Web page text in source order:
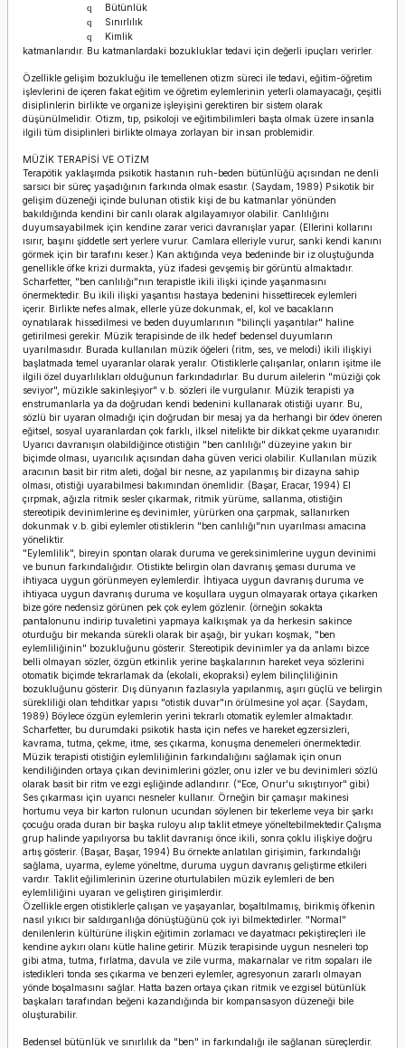
q Bütünlük
q Sınırlılık
q
Kimlik
katmanlarıdır. Bu katmanlardaki bozukluklar tedavi için değerli ipuçları verirler.
Özellikle gelişim bozukluğu ile temellenen otizm süreci ile tedavi, eğitim-öğretim
işlevlerini de içeren fakat eğitim ve öğretim eylemlerinin yeterli olamayacağı, çeşitli
disiplinlerin birlikte ve organize işleyişini gerektiren bir sistem olarak
düşünülmelidir. Otizm, tıp, psikoloji ve eğitimbilimleri başta olmak üzere insanla
ilgili tüm disiplinleri birlikte olmaya zorlayan bir insan problemidir.
MÜZİK TERAPİSİ VE OTİZM
Terapötik yaklaşımda psikotik hastanın ruh-beden bütünlüğü açısından ne denli
sarsıcı bir süreç yaşadığının farkında olmak esastır. (Saydam, 1989) Psikotik bir
gelişim düzeneği içinde bulunan otistik kişi de bu katmanlar yönünden
bakıldığında kendini bir canlı olarak algılayamıyor olabilir. Canlılığını
duyumsayabilmek için kendine zarar verici davranışlar yapar. (Ellerini kollarını
ısırır, başını şiddetle sert yerlere vurur. Camlara elleriyle vurur, sanki kendi kanını
görmek için bir tarafını keser.) Kan aktığında veya bedeninde bir iz oluştuğunda
genellikle öfke krizi durmakta, yüz ifadesi gevşemiş bir görüntü almaktadır.
Scharfetter, "ben canlılığı"nın terapistle ikili ilişki içinde yaşanmasını
önermektedir. Bu ikili ilişki yaşantısı hastaya bedenini hissettirecek eylemleri
içerir. Birlikte nefes almak, ellerle yüze dokunmak, el, kol ve bacakların
oynatılarak hissedilmesi ve beden duyumlarının "bilinçli yaşantılar" haline
getirilmesi gerekir. Müzik terapisinde de ilk hedef bedensel duyumların
uyarılmasıdır. Burada kullanılan müzik öğeleri (ritm, ses, ve melodi) ikili ilişkiyi
başlatmada temel uyaranlar olarak yeralır. Otistiklerle çalışanlar, onların işitme ile
ilgili özel duyarlılıkları olduğunun farkındadırlar. Bu durum ailelerin "müziği çok
seviyor", müzikle sakinleşiyor" v.b. sözleri ile vurgulanır. Müzik terapisti ya
enstrumanlarla ya da doğrudan kendi bedenini kullanarak otistiği uyarır. Bu,
sözlü bir uyaran olmadığı için doğrudan bir mesaj ya da herhangi bir ödev öneren
eğitsel, sosyal uyaranlardan çok farklı, ilksel nitelikte bir dikkat çekme uyaranıdır.
Uyarıcı davranışın olabildiğince otistiğin "ben canlılığı" düzeyine yakın bir
biçimde olması, uyarıcılık açısından daha güven verici olabilir. Kullanılan müzik
aracının basit bir ritm aleti, doğal bir nesne, az yapılanmış bir dizayna sahip
olması, otistiği uyarabilmesi bakımından önemlidir. (Başar, Eracar, 1994) El
çırpmak, ağızla ritmik sesler çıkarmak, ritmik yürüme, sallanma, otistiğin
stereotipik devinimlerine eş devinimler, yürürken ona çarpmak, sallanırken
dokunmak v.b. gibi eylemler otistiklerin "ben canlılığı"nın uyarılması amacına
yöneliktir.
"Eylemlilik", bireyin spontan olarak duruma ve gereksinimlerine uygun devinimi
ve bunun farkındalığıdır. Otistikte belirgin olan davranış şeması duruma ve
ihtiyaca uygun görünmeyen eylemlerdir. İhtiyaca uygun davranış duruma ve
ihtiyaca uygun davranış duruma ve koşullara uygun olmayarak ortaya çıkarken
bize göre nedensiz görünen pek çok eylem gözlenir. (örneğin sokakta
pantalonunu indirip tuvaletini yapmaya kalkışmak ya da herkesin sakince
oturduğu bir mekanda sürekli olarak bir aşağı, bir yukarı koşmak, "ben
eylemliliğinin" bozukluğunu gösterir. Stereotipik devinimler ya da anlamı bizce
belli olmayan sözler, özgün etkinlik yerine başkalarının hareket veya sözlerini
otomatik biçimde tekrarlamak da (ekolali, ekopraksi) eylem bilinçliliğinin
bozukluğunu gösterir. Dış dünyanın fazlasıyla yapılanmış, aşırı güçlü ve belirgin
sürekliliği olan tehditkar yapısı "otistik duvar"ın örülmesine yol açar. (Saydam,
1989) Böylece özgün eylemlerin yerini tekrarlı otomatik eylemler almaktadır.
Scharfetter, bu durumdaki psikotik hasta için nefes ve hareket egzersizleri,
kavrama, tutma, çekme, itme, ses çıkarma, konuşma denemeleri önermektedir.
Müzik terapisti otistiğin eylemliliğinin farkındalığını sağlamak için onun
kendiliğinden ortaya çıkan devinimlerini gözler, onu izler ve bu devinimleri sözlü
olarak basit bir ritm ve ezgi eşliğinde adlandırır. ("Ece, Onur'u sıkıştırıyor" gibi)
Ses çıkarması için uyarıcı nesneler kullanır. Örneğin bir çamaşır makinesi
hortumu veya bir karton rulonun ucundan söylenen bir tekerleme veya bir şarkı
çocuğu orada duran bir başka ruloyu alıp taklit etmeye yöneltebilmektedir.Çalışma
grup halinde yapılıyorsa bu taklit davranışı önce ikili, sonra çoklu ilişkiye doğru
artış gösterir. (Başar, Başar, 1994) Bu örnekte anlatılan girişimin, farkındalığı
sağlama, uyarma, eyleme yöneltme, duruma uygun davranış geliştirme etkileri
vardır. Taklit eğilimlerinin üzerine oturtulabilen müzik eylemleri de ben
eylemliliğini uyaran ve geliştiren girişimlerdir.
Özellikle ergen otistiklerle çalışan ve yaşayanlar, boşaltılmamış, birikmiş öfkenin
nasıl yıkıcı bir saldırganlığa dönüştüğünü çok iyi bilmektedirler. "Normal"
denilenlerin kültürüne ilişkin eğitimin zorlamacı ve dayatmacı pekiştireçleri ile
kendine aykırı olanı kütle haline getirir. Müzik terapisinde uygun nesneleri top
gibi atma, tutma, fırlatma, davula ve zile vurma, makarnalar ve ritm sopaları ile
istedikleri tonda ses çıkarma ve benzeri eylemler, agresyonun zararlı olmayan
yönde boşalmasını sağlar. Hatta bazen ortaya çıkan ritmik ve ezgisel bütünlük
başkaları tarafından beğeni kazandığında bir kompansasyon düzeneği bile
oluşturabilir.
Bedensel bütünlük ve sınırlılık da "ben" in farkındalığı ile sağlanan süreçlerdir.